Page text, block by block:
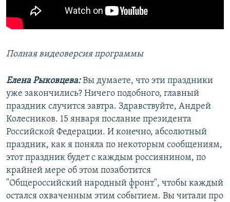
Полная видеоверсия программы
Елена Рыковцева:Вы думаете, что эти праздники
уже закончились? Ничего подобного, главный
праздник случится завтра. Здравствуйте, Андрей
Колесников. 15 января послание президента
Российской Федерации. И конечно, абсолютный
праздник, как я поняла по некоторым сообщениям,
этот праздник будет с каждым россиянином, по
крайней мере об этом позаботится
"Общероссийский народный фронт", чтобы каждый
остался охваченным этим событием. Вы читали про